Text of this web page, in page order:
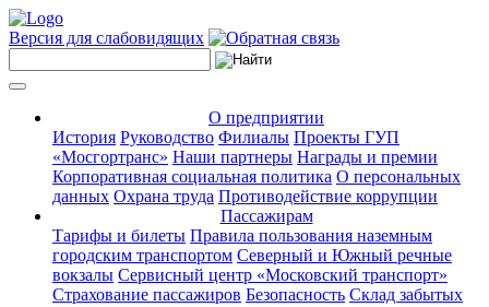
Версия для слабовидящих
О предприятии
История Руководство Филиалы Проекты ГУП
«Мосгортранс» Наши партнеры Награды и премии
Корпоративная социальная политика О персональных
данных Охрана труда Противодействие коррупции
Пассажирам
Тарифы и билеты Правила пользования наземным
городским транспортом Северный и Южный речные
вокзалы Сервисный центр «Московский транспорт»
Страхование пассажиров Безопасность Склад забытых